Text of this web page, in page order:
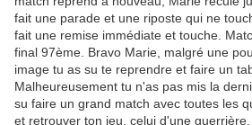
fait une parade et une riposte qui ne
fait une remise immédiate et touche.
final 97ème. Bravo Marie, malgré une
image tu as su te reprendre et faire un
Malheureusement tu n'as pas mis la
su faire un grand match avec toutes les
et retrouver ton jeu, celui d'une